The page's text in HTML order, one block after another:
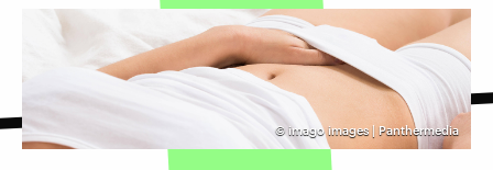
© imago images | Panthermedia